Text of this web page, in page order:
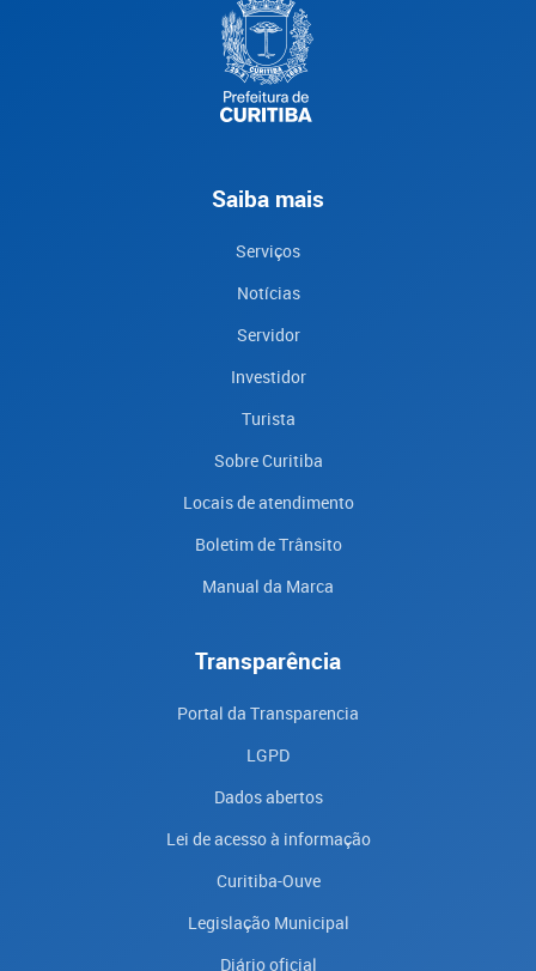
Saiba mais
Serviços
Notícias
Servidor
Investidor
Turista
Sobre Curitiba
Locais de atendimento
Boletim de Trânsito
Manual da Marca
Transparência
Portal da Transparencia
LGPD
Dados abertos
Lei de acesso à informação
Curitiba-Ouve
Legislação Municipal
Diário oficial